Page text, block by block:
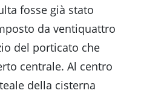
fosse già stato
da ventiquattro
del porticato che
centrale. Al centro
della cisterna